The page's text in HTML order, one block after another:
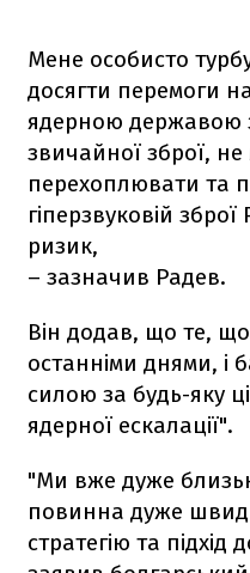
Мене особисто
досягти перемоги
ядерною державою
звичайної зброї,
перехоплювати та
гіперзвуковій
ризик,
– зазначив Радев.
Він додав, що те, що
останніми днями, і
силою за будь-яку
ядерної ескалації".
"Ми вже дуже
повинна дуже
стратегію та підхід